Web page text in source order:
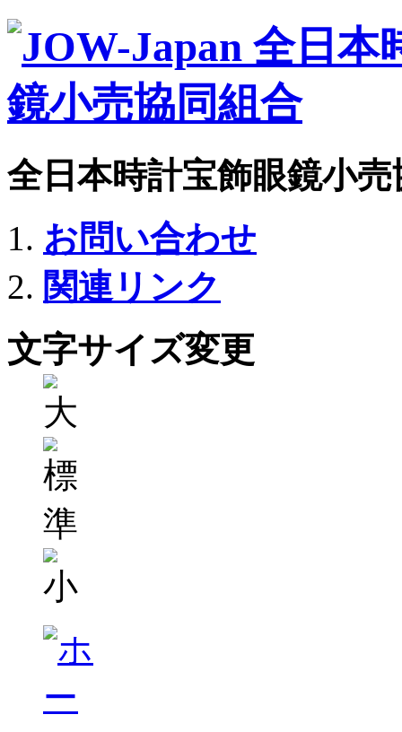
全日本時計宝飾眼鏡小
お問い合わせ
関連リンク
文字サイズ変更